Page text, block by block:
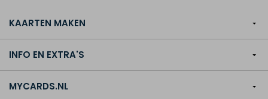
KAARTEN MAKEN
INFO EN EXTRA'S
MYCARDS.NL